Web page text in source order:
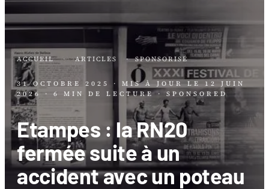
ACCUEIL · ARTICLES · SPONSORISÉ
31 OCTOBRE 2025 · MIS À JOUR LE 12 JUIN
2026
· 6 MIN DE LECTURE · SPONSORED
Etampes : la RN20
fermée suite à un
accident avec un poteau